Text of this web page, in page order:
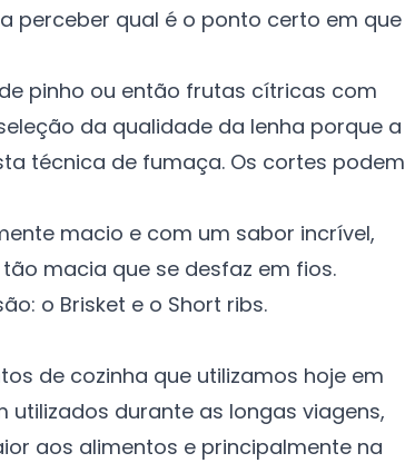
perceber qual é o ponto certo em que
pinho ou então frutas cítricas com
da qualidade da lenha porque a
técnica de fumaça. Os cortes podem
macio e com um sabor incrível,
macia que se desfaz em fios.
o Brisket e o Short ribs.
de cozinha que utilizamos hoje em
utilizados durante as longas viagens,
aos alimentos e principalmente na